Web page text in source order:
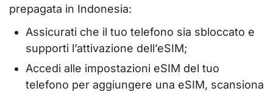
prepagata in Indonesia:
Assicurati che il tuo telefono sia sbloccato e
supporti l’attivazione dell’eSIM;
Accedi alle impostazioni eSIM del tuo
telefono per aggiungere una eSIM, scansiona